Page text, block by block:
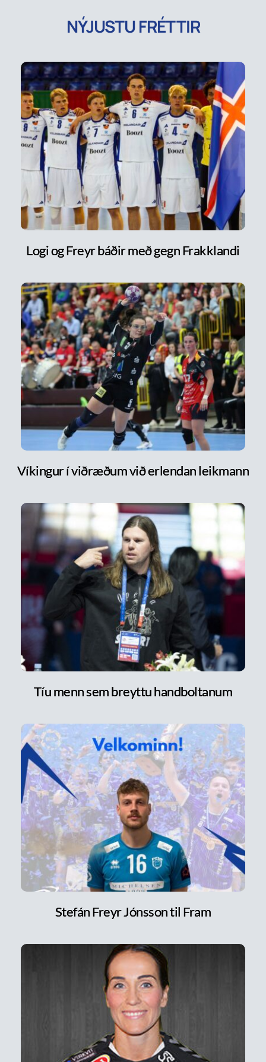
NÝJUSTU FRÉTTIR
Logi og Freyr báðir með gegn Frakklandi
Víkingur í viðræðum við erlendan leikmann
Tíu menn sem breyttu handboltanum
Stefán Freyr Jónsson til Fram